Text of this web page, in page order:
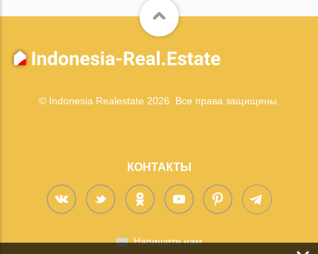
© Indonesia Realestate 2026. Все права защищены.
КОНТАКТЫ
Напишите нам